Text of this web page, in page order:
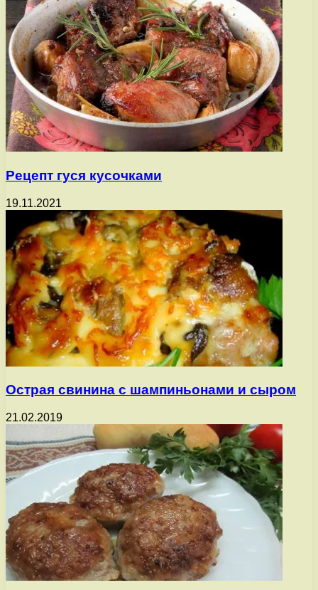
Рецепт гуся кусочками
19.11.2021
Острая свинина с шампиньонами и сыром
21.02.2019